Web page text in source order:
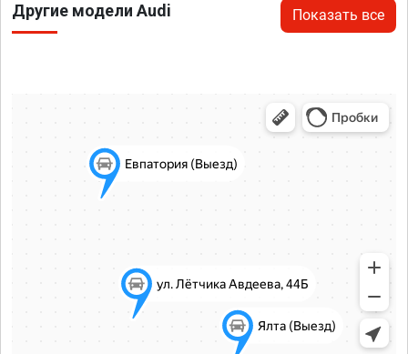
Другие модели Audi Показать все